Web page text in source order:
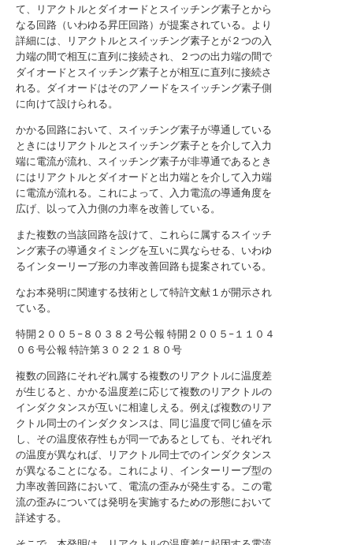
て、リアクトルとダイオードとスイッチング素子とから
なる回路（いわゆる昇圧回路）が提案されている。より
詳細には、リアクトルとスイッチング素子とが２つの入
力端の間で相互に直列に接続され、２つの出力端の間で
ダイオードとスイッチング素子とが相互に直列に接続さ
れる。ダイオードはそのアノードをスイッチング素子側
に向けて設けられる。
かかる回路において、スイッチング素子が導通している
ときにはリアクトルとスイッチング素子とを介して入力
端に電流が流れ、スイッチング素子が非導通であるとき
にはリアクトルとダイオードと出力端とを介して入力端
に電流が流れる。これによって、入力電流の導通角度を
広げ、以って入力側の力率を改善している。
また複数の当該回路を設けて、これらに属するスイッチ
ング素子の導通タイミングを互いに異ならせる、いわゆ
るインターリーブ形の力率改善回路も提案されている。
なお本発明に関連する技術として特許文献１が開示され
ている。
特開２００５−８０３８２号公報 特開２００５−１１０４
０６号公報 特許第３０２２１８０号
複数の回路にそれぞれ属する複数のリアクトルに温度差
が生じると、かかる温度差に応じて複数のリアクトルの
インダクタンスが互いに相違しえる。例えば複数のリア
クトル同士のインダクタンスは、同じ温度で同じ値を示
し、その温度依存性もが同一であるとしても、それぞれ
の温度が異なれば、リアクトル同士でのインダクタンス
が異なることになる。これにより、インターリーブ型の
力率改善回路において、電流の歪みが発生する。この電
流の歪みについては発明を実施するための形態において
詳述する。